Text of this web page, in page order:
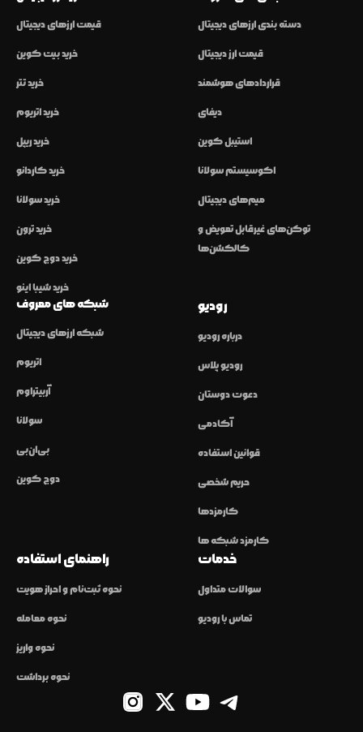
قیمت ارزهای دیجیتال
خرید بیت کوین
خرید تتر
خرید اتریوم
خرید ریپل
خرید کاردانو
خرید سولانا
خرید ترون
خرید دوج کوین
خرید شیبا اینو
دسته بندی ارزهای دیجیتال
قیمت ارز دیجیتال
قراردادهای هوشمند
دیفای
استیبل کوین
اکوسیستم سولانا
میم‌های دیجیتال
توکن‌های غیرقابل تعویض و
کالکشن‌ها
شبکه های معروف
شبکه ارزهای دیجیتال
اتریوم
آربیتراوم
سولانا
بی‌ان‌بی
دوج کوین
رودیو
درباره رودیو
رودیو پلاس
دعوت دوستان
آکادمی
قوانین استفاده
حریم شخصی
کارمزدها
کارمزد شبکه ها
راهنمای استفاده
نحوه ثبت‌نام و احراز هویت
نحوه معامله
نحوه واریز
نحوه برداشت
خدمات
سوالات متداول
تماس با رودیو